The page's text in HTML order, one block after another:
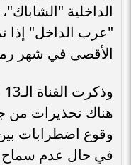
الداخلية
"عرب الداخل" إذا
الأقصى في شهر
هناك تحذيرات من
وقوع اضطرابات
في حال عدم سماح